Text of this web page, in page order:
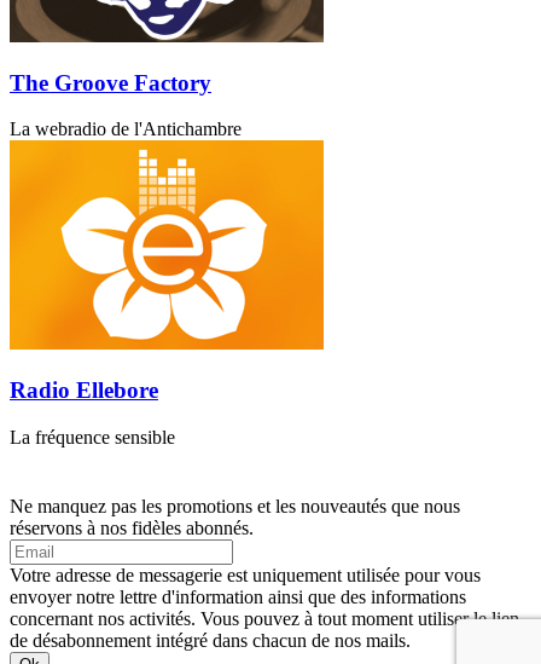
The Groove Factory
La webradio de l'Antichambre
Radio Ellebore
La fréquence sensible
Ne manquez pas les promotions et les nouveautés que nous
réservons à nos fidèles abonnés.
Votre adresse de messagerie est uniquement utilisée pour vous
envoyer notre lettre d'information ainsi que des informations
concernant nos activités. Vous pouvez à tout moment utiliser le lien
de désabonnement intégré dans chacun de nos mails.